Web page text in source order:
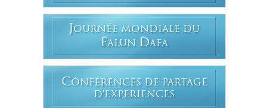
JOURNÉE MONDIALE DU
FALUN DAFA
CONFÉRENCES DE PARTAGE
D'EXPERIENCES